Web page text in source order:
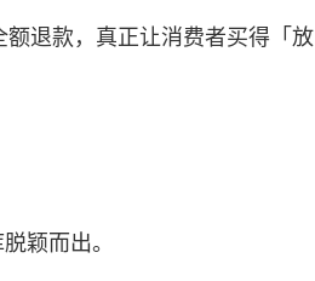
退款，真正让消费者买得「放
颖而出。